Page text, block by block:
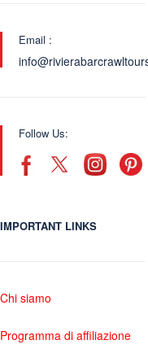
Email :
Follow Us:
IMPORTANT LINKS
Chi siamo
Programma di affiliazione